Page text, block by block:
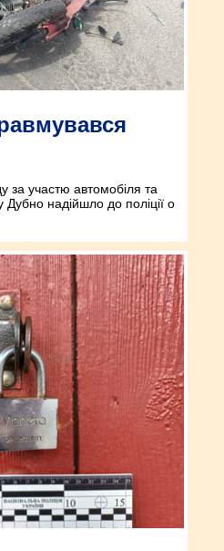
за участю автомобіля та
надійшло до поліції о